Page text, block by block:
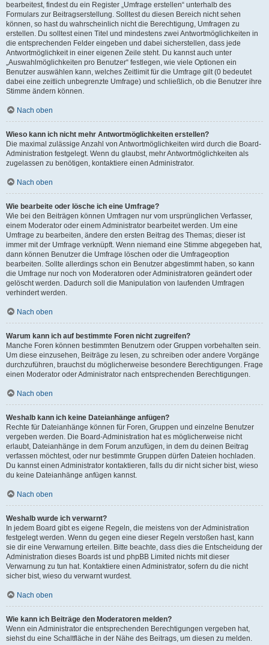
bearbeitest, findest du ein Register „Umfrage erstellen“ unterhalb des
Formulars zur Beitragserstellung. Solltest du diesen Bereich nicht sehen
können, so hast du wahrscheinlich nicht die Berechtigung, Umfragen zu
erstellen. Du solltest einen Titel und mindestens zwei Antwortmöglichkeiten in
die entsprechenden Felder eingeben und dabei sicherstellen, dass jede
Antwortmöglichkeit in einer eigenen Zeile steht. Du kannst auch unter
„Auswahlmöglichkeiten pro Benutzer“ festlegen, wie viele Optionen ein
Benutzer auswählen kann, welches Zeitlimit für die Umfrage gilt (0 bedeutet
dabei eine zeitlich unbegrenzte Umfrage) und schließlich, ob die Benutzer ihre
Stimme ändern können.
Nach oben
Wieso kann ich nicht mehr Antwortmöglichkeiten erstellen?
Die maximal zulässige Anzahl von Antwortmöglichkeiten wird durch die Board-
Administration festgelegt. Wenn du glaubst, mehr Antwortmöglichkeiten als
zugelassen zu benötigen, kontaktiere einen Administrator.
Nach oben
Wie bearbeite oder lösche ich eine Umfrage?
Wie bei den Beiträgen können Umfragen nur vom ursprünglichen Verfasser,
einem Moderator oder einem Administrator bearbeitet werden. Um eine
Umfrage zu bearbeiten, ändere den ersten Beitrag des Themas; dieser ist
immer mit der Umfrage verknüpft. Wenn niemand eine Stimme abgegeben hat,
dann können Benutzer die Umfrage löschen oder die Umfrageoption
bearbeiten. Sollte allerdings schon ein Benutzer abgestimmt haben, so kann
die Umfrage nur noch von Moderatoren oder Administratoren geändert oder
gelöscht werden. Dadurch soll die Manipulation von laufenden Umfragen
verhindert werden.
Nach oben
Warum kann ich auf bestimmte Foren nicht zugreifen?
Manche Foren können bestimmten Benutzern oder Gruppen vorbehalten sein.
Um diese einzusehen, Beiträge zu lesen, zu schreiben oder andere Vorgänge
durchzuführen, brauchst du möglicherweise besondere Berechtigungen. Frage
einen Moderator oder Administrator nach entsprechenden Berechtigungen.
Nach oben
Weshalb kann ich keine Dateianhänge anfügen?
Rechte für Dateianhänge können für Foren, Gruppen und einzelne Benutzer
vergeben werden. Die Board-Administration hat es möglicherweise nicht
erlaubt, Dateianhänge in dem Forum anzufügen, in dem du deinen Beitrag
verfassen möchtest, oder nur bestimmte Gruppen dürfen Dateien hochladen.
Du kannst einen Administrator kontaktieren, falls du dir nicht sicher bist, wieso
du keine Dateianhänge anfügen kannst.
Nach oben
Weshalb wurde ich verwarnt?
In jedem Board gibt es eigene Regeln, die meistens von der Administration
festgelegt werden. Wenn du gegen eine dieser Regeln verstoßen hast, kann
sie dir eine Verwarnung erteilen. Bitte beachte, dass dies die Entscheidung der
Administration dieses Boards ist und phpBB Limited nichts mit dieser
Verwarnung zu tun hat. Kontaktiere einen Administrator, sofern du die nicht
sicher bist, wieso du verwarnt wurdest.
Nach oben
Wie kann ich Beiträge den Moderatoren melden?
Wenn ein Administrator die entsprechenden Berechtigungen vergeben hat,
siehst du eine Schaltfläche in der Nähe des Beitrags, um diesen zu melden.